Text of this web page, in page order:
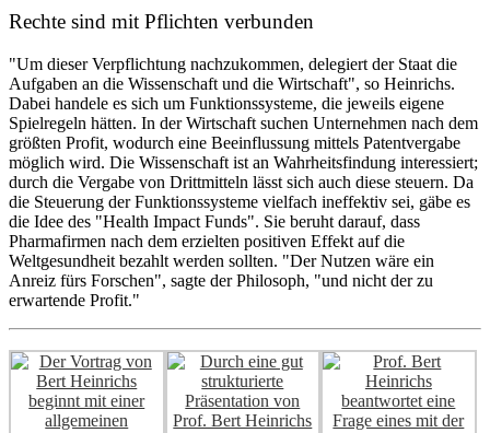
Rechte sind mit Pflichten verbunden
"Um dieser Verpflichtung nachzukommen, delegiert der Staat die
Aufgaben an die Wissenschaft und die Wirtschaft", so Heinrichs.
Dabei handele es sich um Funktionssysteme, die jeweils eigene
Spielregeln hätten. In der Wirtschaft suchen Unternehmen nach dem
größten Profit, wodurch eine Beeinflussung mittels Patentvergabe
möglich wird. Die Wissenschaft ist an Wahrheitsfindung interessiert;
durch die Vergabe von Drittmitteln lässt sich auch diese steuern. Da
die Steuerung der Funktionssysteme vielfach ineffektiv sei, gäbe es
die Idee des "Health Impact Funds". Sie beruht darauf, dass
Pharmafirmen nach dem erzielten positiven Effekt auf die
Weltgesundheit bezahlt werden sollten. "Der Nutzen wäre ein
Anreiz fürs Forschen", sagte der Philosoph, "und nicht der zu
erwartende Profit."